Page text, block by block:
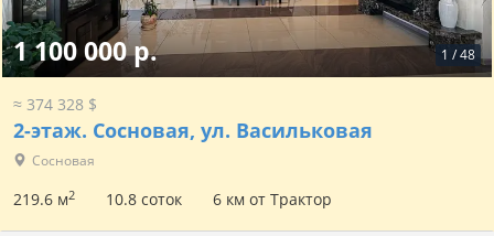
1 /48
1 100 000 р.
≈ 374 328 $
2-этаж. Сосновая, ул. Васильковая
Сосновая
219.6 м2 10.8 соток 6 км от Трактор